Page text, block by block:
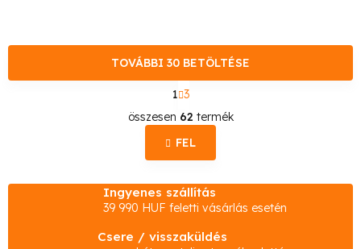
L
i
s
t
a
r
TOVÁBBI 30 BETÖLTÉSE
L
a
p
o
z
1 3
összesen 62 termék
FEL
Ingyenes szállítás
39 990 HUF feletti vásárlás esetén
Csere / visszaküldés